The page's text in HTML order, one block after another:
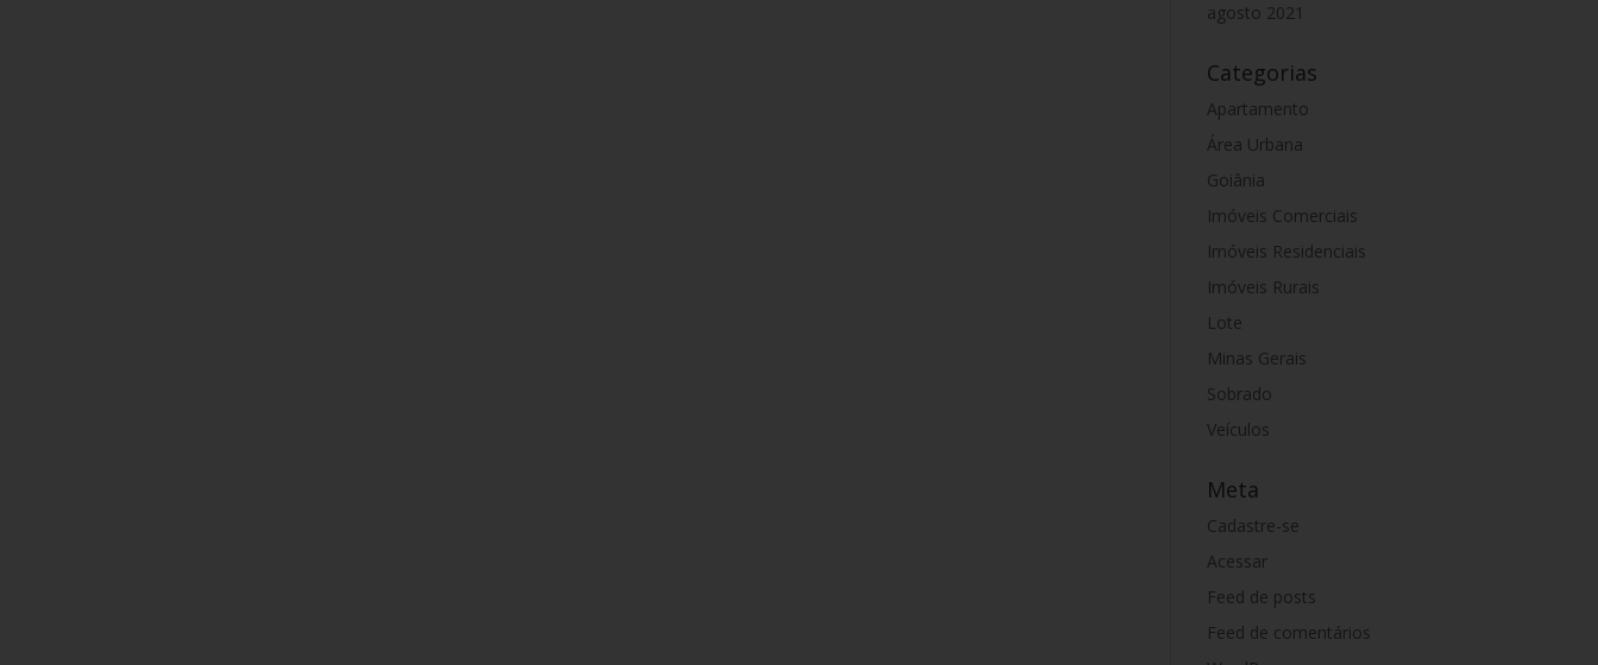
agosto 2021
Categorias
Apartamento
Área Urbana
Goiânia
Imóveis Comerciais
Imóveis Residenciais
Imóveis Rurais
Lote
Minas Gerais
Sobrado
Veículos
Meta
Cadastre-se
Acessar
Feed de posts
Feed de comentários